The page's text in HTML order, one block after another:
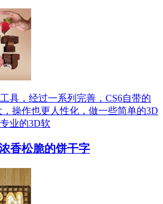
具，经过一系列完善，CS6自带的
操作也更人性化，做一些简单的3D
业的3D软
香松脆的饼干字